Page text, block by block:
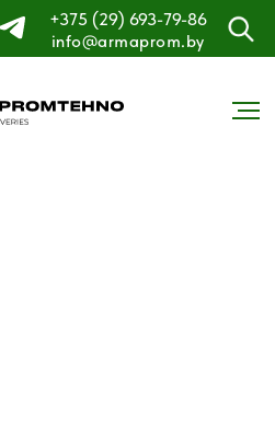
+375 (29) 693-79-86
info@armaprom.by
(29) 693-79-86